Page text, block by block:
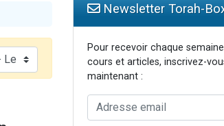
Newsletter Torah-
Pour recevoir chaque
cours et articles, inscrivez-
maintenant :